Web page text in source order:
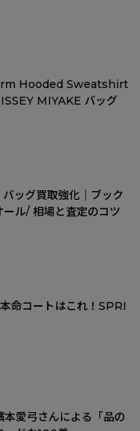
Hooded Sweatshirt
MIYAKE バッグ
ッグ買取強化｜ブック
ール/ 相場と査定のコツ
命コートはこれ！SPRI
愛弓さんによる「品の